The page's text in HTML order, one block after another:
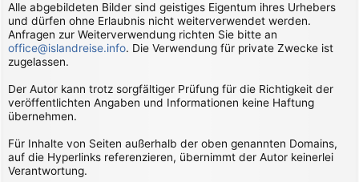
Alle abgebildeten Bilder sind geistiges Eigentum ihres Urhebers
und dürfen ohne Erlaubnis nicht weiterverwendet werden.
Anfragen zur Weiterverwendung richten Sie bitte an
office@islandreise.info. Die Verwendung für private Zwecke ist
zugelassen.
Der Autor kann trotz sorgfältiger Prüfung für die Richtigkeit der
veröffentlichten Angaben und Informationen keine Haftung
übernehmen.
Für Inhalte von Seiten außerhalb der oben genannten Domains,
auf die Hyperlinks referenzieren, übernimmt der Autor keinerlei
Verantwortung.